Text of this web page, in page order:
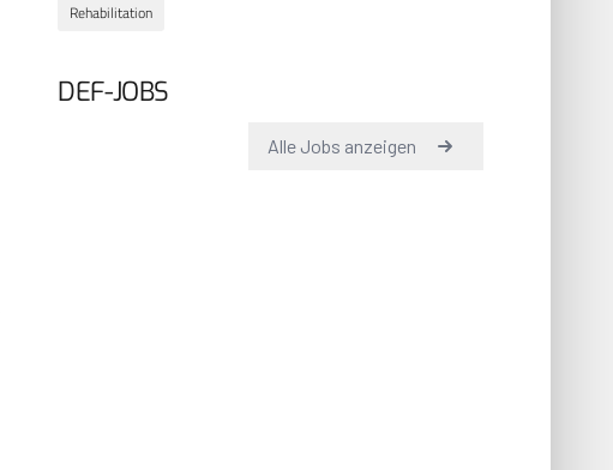
Rehabilitation
DEF-JOBS